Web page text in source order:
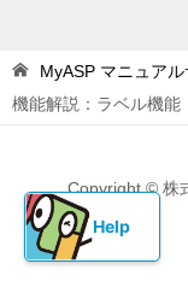
ビ
ゲ
シ
ョ
ン
MyASP マニュアル
機能解説：ラベル機能
Copyright © 株